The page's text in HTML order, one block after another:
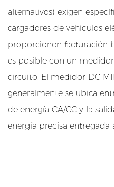
a
l
q
u
e
i
m
alternativos) exigen
cargadores de vehículos
proporcionen facturación
es posible con un
circuito. El medidor DC
generalmente se ubica
de energía CA/CC y la
energía precisa entregada